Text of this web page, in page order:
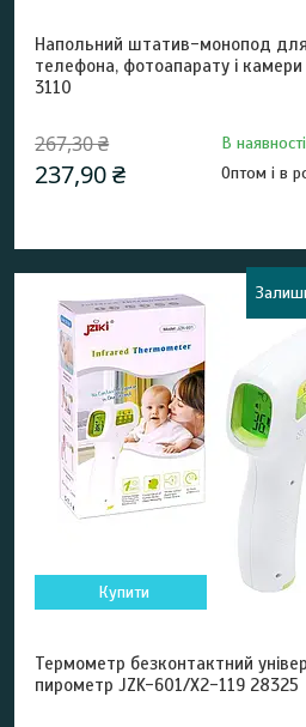
Напольний штатив-монопод для
телефона, фотоапарату і камери
3110
267,30 ₴
237,90 ₴
В наявності
Оптом і в
Купити
Термометр безконтактний
пирометр JZK-601/X2-119 28325